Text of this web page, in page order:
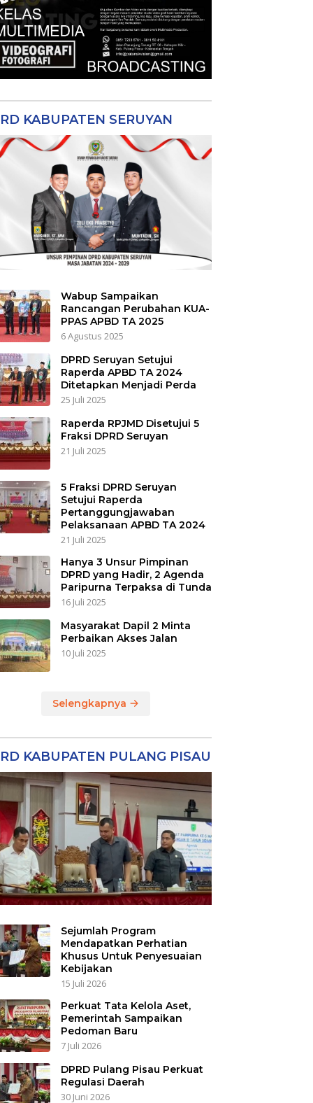
KABUPATEN SERUYAN
Wabup Sampaikan
Rancangan Perubahan KUA-
PPAS APBD TA 2025
6 Agustus 2025
DPRD Seruyan Setujui
Raperda APBD TA 2024
Ditetapkan Menjadi Perda
25 Juli 2025
Raperda RPJMD Disetujui 5
Fraksi DPRD Seruyan
21 Juli 2025
5 Fraksi DPRD Seruyan
Setujui Raperda
Pertanggungjawaban
Pelaksanaan APBD TA 2024
21 Juli 2025
Hanya 3 Unsur Pimpinan
DPRD yang Hadir, 2 Agenda
Paripurna Terpaksa di Tunda
16 Juli 2025
Masyarakat Dapil 2 Minta
Perbaikan Akses Jalan
10 Juli 2025
Selengkapnya
KABUPATEN PULANG PISAU
Sejumlah Program
Mendapatkan Perhatian
Khusus Untuk Penyesuaian
Kebijakan
15 Juli 2026
Perkuat Tata Kelola Aset,
Pemerintah Sampaikan
Pedoman Baru
7 Juli 2026
DPRD Pulang Pisau Perkuat
Regulasi Daerah
30 Juni 2026